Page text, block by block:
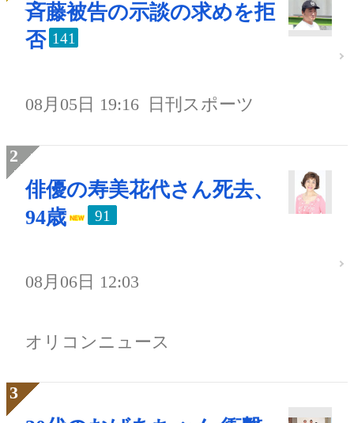
斉藤被告の示談の求めを拒
否 141
08月05日 19:16 日刊スポーツ
俳優の寿美花代さん死去、
94歳
91
08月06日 12:03
オリコンニュース